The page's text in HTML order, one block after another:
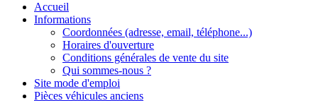
Accueil
Informations
Coordonnées (adresse, email, téléphone...)
Horaires d'ouverture
Conditions générales de vente du site
Qui sommes-nous ?
Site mode d'emploi
Pièces véhicules anciens